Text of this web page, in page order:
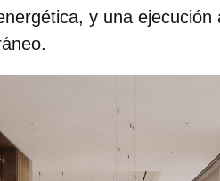
y una